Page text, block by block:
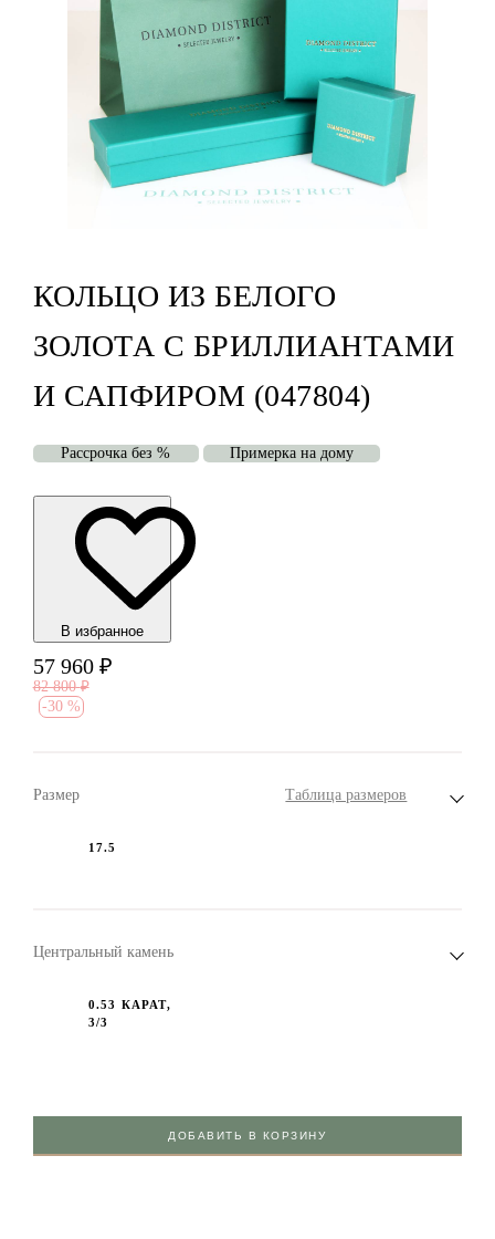
КОЛЬЦО ИЗ БЕЛОГО
ЗОЛОТА С БРИЛЛИАНТАМИ
И САПФИРОМ (047804)
Рассрочка без % Примерка на дому
В избранноe
57 960 ₽
82 800 ₽
-30 %
Размер Таблица размеров
17.5
Центральный камень
0.53 КАРАТ,
3/3
ДОБАВИТЬ В КОРЗИНУ